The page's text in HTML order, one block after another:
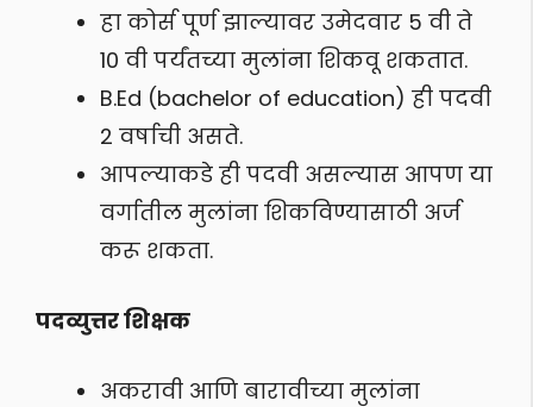
हा कोर्स पूर्ण झाल्यावर उमेदवार 5 वी ते
10 वी पर्यंतच्या मुलांना शिकवू शकतात.
B.Ed (bachelor of education) ही पदवी
2 वर्षाची असते.
आपल्याकडे ही पदवी असल्यास आपण या
वर्गातील मुलांना शिकविण्यासाठी अर्ज
करू शकता.
पदव्युत्तर शिक्षक
अकरावी आणि बारावीच्या मुलांना